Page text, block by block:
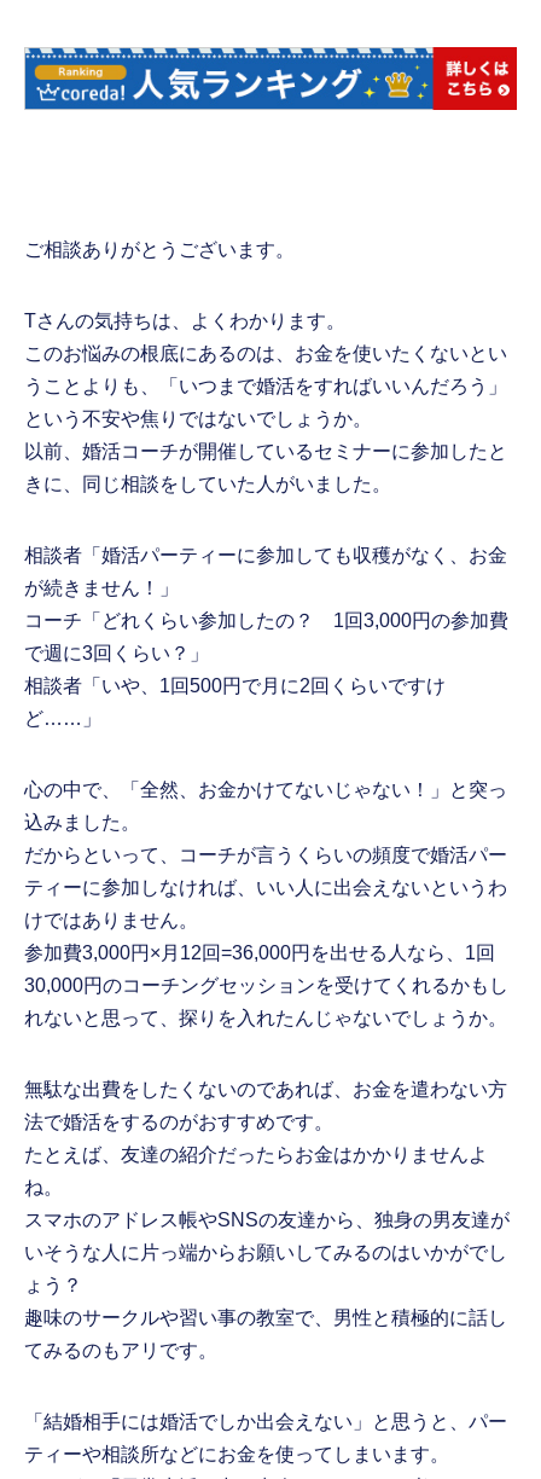
ご相談ありがとうございます。
Tさんの気持ちは、よくわかります。
このお悩みの根底にあるのは、お金を使いたくないとい
うことよりも、「いつまで婚活をすればいいんだろう」
という不安や焦りではないでしょうか。
以前、婚活コーチが開催しているセミナーに参加したと
きに、同じ相談をしていた人がいました。
相談者「婚活パーティーに参加しても収穫がなく、お金
が続きません！」
コーチ「どれくらい参加したの？ 1回3,000円の参加費
で週に3回くらい？」
相談者「いや、1回500円で月に2回くらいですけ
ど……」
心の中で、「全然、お金かけてないじゃない！」と突っ
込みました。
だからといって、コーチが言うくらいの頻度で婚活パー
ティーに参加しなければ、いい人に出会えないというわ
けではありません。
参加費3,000円×月12回=36,000円を出せる人なら、1回
30,000円のコーチングセッションを受けてくれるかもし
れないと思って、探りを入れたんじゃないでしょうか。
無駄な出費をしたくないのであれば、お金を遣わない方
法で婚活をするのがおすすめです。
たとえば、友達の紹介だったらお金はかかりませんよ
ね。
スマホのアドレス帳やSNSの友達から、独身の男友達が
いそうな人に片っ端からお願いしてみるのはいかがでし
ょう？
趣味のサークルや習い事の教室で、男性と積極的に話し
てみるのもアリです。
「結婚相手には婚活でしか出会えない」と思うと、パー
ティーや相談所などにお金を使ってしまいます。